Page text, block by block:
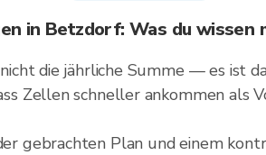
in Betzdorf: Was du wissen
die jährliche Summe — es ist
Zellen schneller ankommen als
gebrachten Plan und einem